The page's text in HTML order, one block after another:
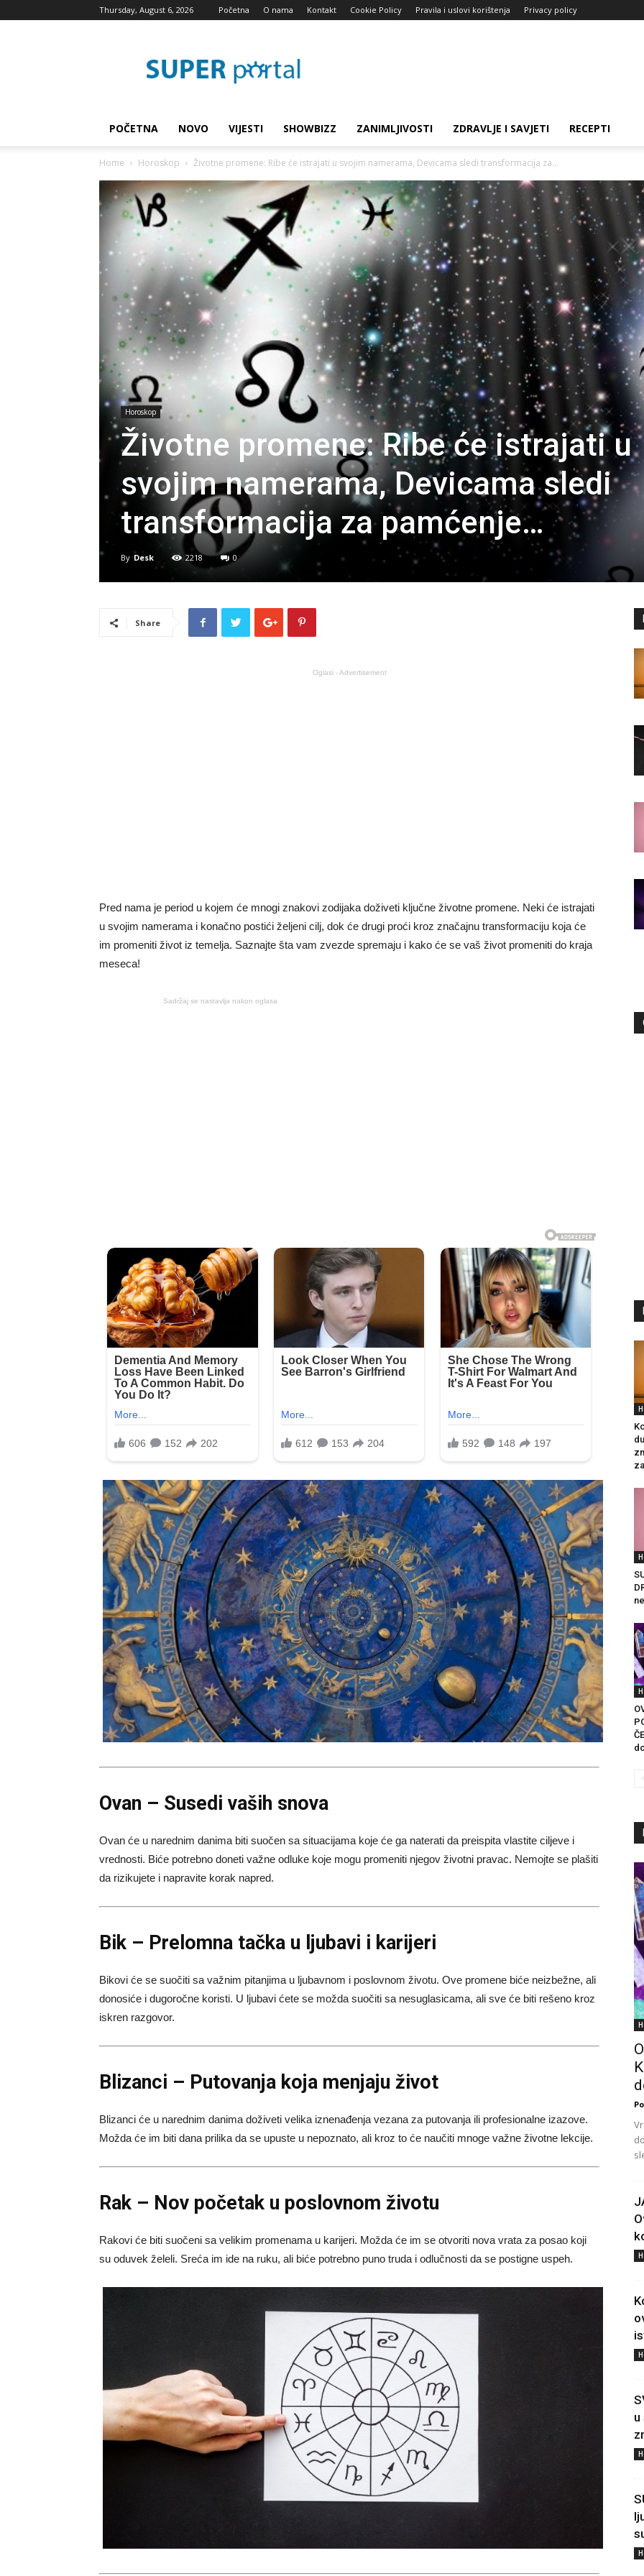
Thursday, August 6, 2026 Početna O nama Kontakt Cookie Policy Pravila i uslovi korištenja Privacy policy
blog
POČETNA NOVO VIJESTI SHOWBIZZ ZANIMLJIVOSTI ZDRAVLJE I SAVJETI RECEPTI
Home Horoskop Životne promene: Ribe će istrajati u svojim namerama, Devicama sledi transformacija za...
Horoskop
Životne promene: Ribe će istrajati u
svojim namerama, Devicama sledi
transformacija za pamćenje…
By Desk 2218 0
Share
Oglasi - Advertisement
Pred nama je period u kojem će mnogi znakovi zodijaka doživeti ključne životne promene. Neki će istrajati
u svojim namerama i konačno postići željeni cilj, dok će drugi proći kroz značajnu transformaciju koja će
im promeniti život iz temelja. Saznajte šta vam zvezde spremaju i kako će se vaš život promeniti do kraja
meseca!
Sadržaj se nastavlja nakon oglasa
Ovan – Susedi vaših snova
Ovan će u narednim danima biti suočen sa situacijama koje će ga naterati da preispita vlastite ciljeve i
vrednosti. Biće potrebno doneti važne odluke koje mogu promeniti njegov životni pravac. Nemojte se plašiti
da rizikujete i napravite korak napred.
Bik – Prelomna tačka u ljubavi i karijeri
Bikovi će se suočiti sa važnim pitanjima u ljubavnom i poslovnom životu. Ove promene biće neizbežne, ali
donosiće i dugoročne koristi. U ljubavi ćete se možda suočiti sa nesuglasicama, ali sve će biti rešeno kroz
iskren razgovor.
Blizanci – Putovanja koja menjaju život
Blizanci će u narednim danima doživeti velika iznenađenja vezana za putovanja ili profesionalne izazove.
Možda će im biti dana prilika da se upuste u nepoznato, ali kroz to će naučiti mnoge važne životne lekcije.
Rak – Nov početak u poslovnom životu
Rakovi će biti suočeni sa velikim promenama u karijeri. Možda će im se otvoriti nova vrata za posao koji
su oduvek želeli. Sreća im ide na ruku, ali biće potrebno puno truda i odlučnosti da se postigne uspeh.
u